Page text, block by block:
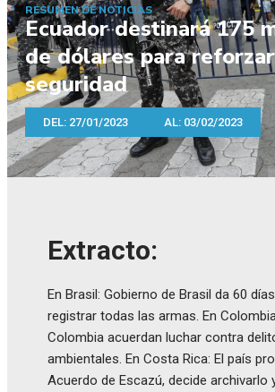
RESUMEN DE NOTICIAS
Ecuador destinará 175
de dólares para
seguridad
DEL: 27/01/2023 AL: 03/02/2023
Extracto:
En Brasil: Gobierno de Brasil da 60
registrar todas las armas. En
Colombia acuerdan luchar contra
ambientales. En Costa Rica: El país
Acuerdo de Escazú, decide archivarlo